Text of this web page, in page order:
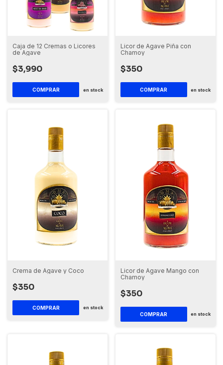
Caja de 12 Cremas o Licores
de Agave
$3,990
en stock
Licor de Agave Piña con
Chamoy
$350
en stock
Crema de Agave y Coco
$350
en stock
Licor de Agave Mango con
Chamoy
$350
en stock